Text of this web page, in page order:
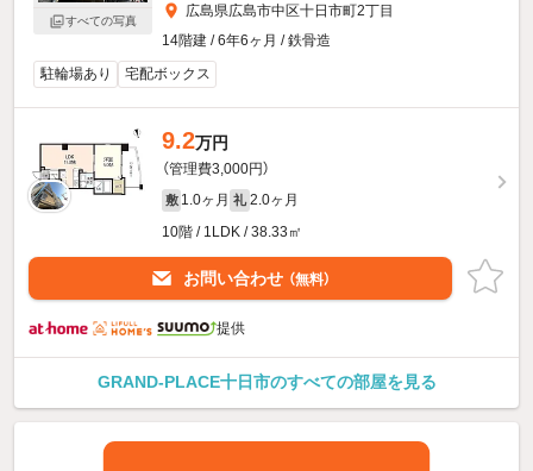
すべての写真
広島県広島市中区十日市町2丁目
14階建 / 6年6ヶ月 / 鉄骨造
駐輪場あり
宅配ボックス
9.2万円
（管理費3,000円）
敷 1.0ヶ月 礼 2.0ヶ月
10階 / 1LDK / 38.33㎡
お問い合わせ （無料）
提供
GRAND-PLACE十日市のすべての部屋を見る